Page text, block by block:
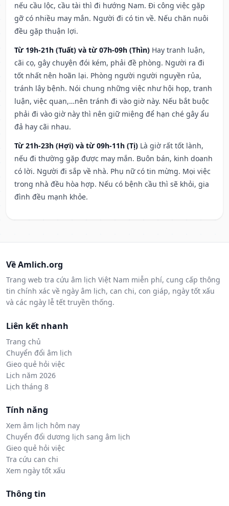
nếu cầu lộc, cầu tài thì đi hướng Nam. Đi công việc gặp
gỡ có nhiều may mắn. Người đi có tin về. Nếu chăn nuôi
đều gặp thuận lợi.
Từ 19h-21h (Tuất) và từ 07h-09h (Thìn) Hay tranh luận,
cãi cọ, gây chuyện đói kém, phải đề phòng. Người ra đi
tốt nhất nên hoãn lại. Phòng người người nguyền rủa,
tránh lây bệnh. Nói chung những việc như hội họp, tranh
luận, việc quan,…nên tránh đi vào giờ này. Nếu bắt buộc
phải đi vào giờ này thì nên giữ miệng để hạn ché gây ẩu
đả hay cãi nhau.
Từ 21h-23h (Hợi) và từ 09h-11h (Tị) Là giờ rất tốt lành,
nếu đi thường gặp được may mắn. Buôn bán, kinh doanh
có lời. Người đi sắp về nhà. Phụ nữ có tin mừng. Mọi việc
trong nhà đều hòa hợp. Nếu có bệnh cầu thì sẽ khỏi, gia
đình đều mạnh khỏe.
Về Amlich.org
Trang web tra cứu âm lịch Việt Nam miễn phí, cung cấp thông
tin chính xác về ngày âm lịch, can chi, con giáp, ngày tốt xấu
và các ngày lễ tết truyền thống.
Liên kết nhanh
Trang chủ
Chuyển đổi âm lịch
Gieo quẻ hỏi việc
Lịch năm 2026
Lịch tháng 8
Tính năng
Xem âm lịch hôm nay
Chuyển đổi dương lịch sang âm lịch
Gieo quẻ hỏi việc
Tra cứu can chi
Xem ngày tốt xấu
Thông tin